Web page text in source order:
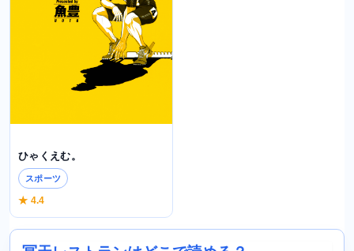
ひゃくえむ。
スポーツ
★ 4.4